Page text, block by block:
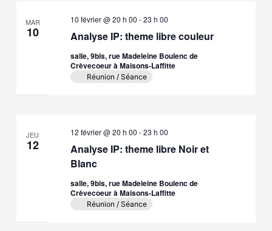
MAR
10 Analyse IP: theme libre couleur
10 février @ 20 h 00 -23 h 00
salle, 9bis, rue Madeleine Boulenc de
Crèvecoeur à Maisons-Laffitte
Réunion / Séance
JEU
12
Analyse IP: theme libre Noir et
Blanc
12 février @ 20 h 00 -23 h 00
salle, 9bis, rue Madeleine Boulenc de
Crèvecoeur à Maisons-Laffitte
Réunion / Séance